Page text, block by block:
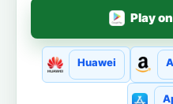
Play
Huawei